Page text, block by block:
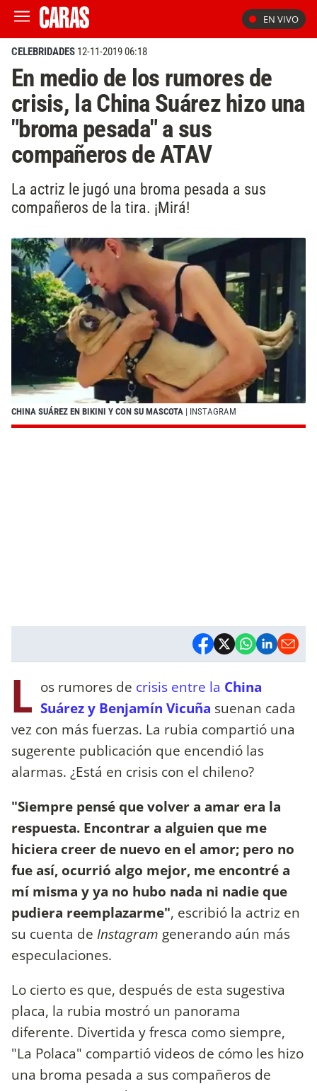
EN VIVO
CELEBRIDADES 12-11-2019 06:18
En medio de los rumores de
crisis, la China Suárez hizo una
"broma pesada" a sus
compañeros de ATAV
La actriz le jugó una broma pesada a sus
compañeros de la tira. ¡Mirá!
CHINA SUÁREZ EN BIKINI Y CON SU MASCOTA | INSTAGRAM
L os rumores de crisis entre la China
Suárez y Benjamín Vicuña suenan cada
vez con más fuerzas. La rubia compartió una
sugerente publicación que encendió las
alarmas. ¿Está en crisis con el chileno?
"Siempre pensé que volver a amar era la
respuesta. Encontrar a alguien que me
hiciera creer de nuevo en el amor; pero no
fue así, ocurrió algo mejor, me encontré a
mí misma y ya no hubo nada ni nadie que
pudiera reemplazarme", escribió la actriz en
su cuenta de Instagram generando aún más
especulaciones.
Lo cierto es que, después de esta sugestiva
placa, la rubia mostró un panorama
diferente. Divertida y fresca como siempre,
"La Polaca" compartió videos de cómo les hizo
una broma pesada a sus compañeros de